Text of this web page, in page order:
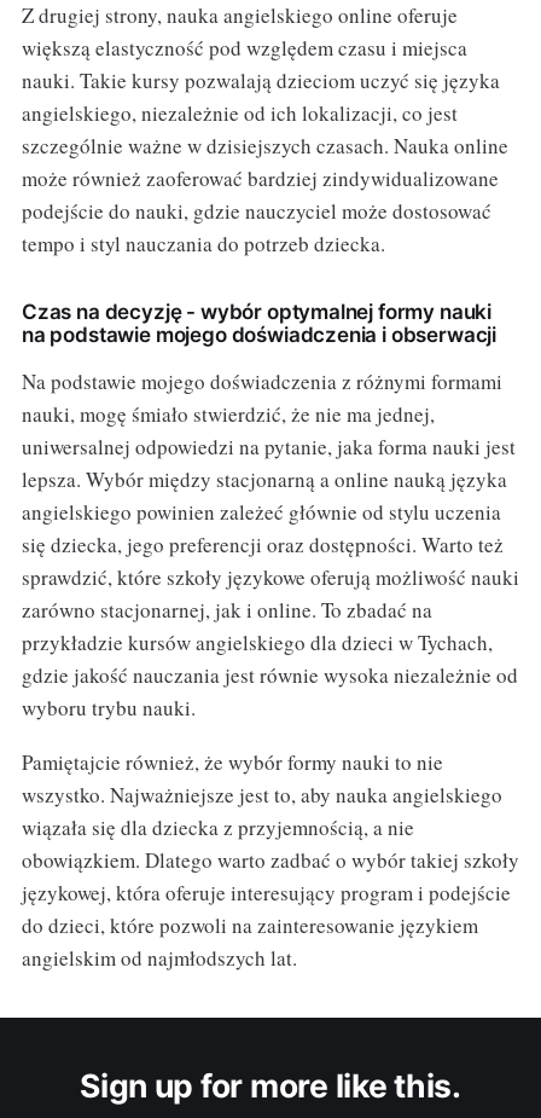
Z drugiej strony, nauka angielskiego online oferuje
większą elastyczność pod względem czasu i miejsca
nauki. Takie kursy pozwalają dzieciom uczyć się języka
angielskiego, niezależnie od ich lokalizacji, co jest
szczególnie ważne w dzisiejszych czasach. Nauka online
może również zaoferować bardziej zindywidualizowane
podejście do nauki, gdzie nauczyciel może dostosować
tempo i styl nauczania do potrzeb dziecka.
Czas na decyzję - wybór optymalnej formy nauki
na podstawie mojego doświadczenia i obserwacji
Na podstawie mojego doświadczenia z różnymi formami
nauki, mogę śmiało stwierdzić, że nie ma jednej,
uniwersalnej odpowiedzi na pytanie, jaka forma nauki jest
lepsza. Wybór między stacjonarną a online nauką języka
angielskiego powinien zależeć głównie od stylu uczenia
się dziecka, jego preferencji oraz dostępności. Warto też
sprawdzić, które szkoły językowe oferują możliwość nauki
zarówno stacjonarnej, jak i online. To zbadać na
przykładzie kursów angielskiego dla dzieci w Tychach,
gdzie jakość nauczania jest równie wysoka niezależnie od
wyboru trybu nauki.
Pamiętajcie również, że wybór formy nauki to nie
wszystko. Najważniejsze jest to, aby nauka angielskiego
wiązała się dla dziecka z przyjemnością, a nie
obowiązkiem. Dlatego warto zadbać o wybór takiej szkoły
językowej, która oferuje interesujący program i podejście
do dzieci, które pozwoli na zainteresowanie językiem
angielskim od najmłodszych lat.
Sign up for more like this.